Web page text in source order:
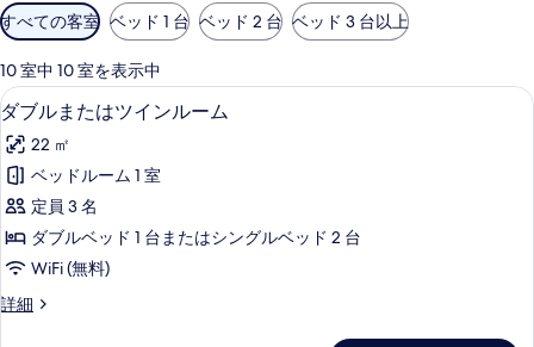
利
用
可
能
な
客
室
の
り
込
み
すべての客室 ベッド 1 台 ベッド 2 台 ベッド 3 台以上
10 室中 10 室を表示中
ダ
ブ
ル
ま
た
は
イ
羽毛の掛け布団、ピロートップベッ
4
ダブルまたはツインルーム
22 ㎡
ベッドルーム 1 室
定員 3 名
ダブルベッド 1 台またはシングルベッド 2 台
WiFi (無料)
詳細
ダ